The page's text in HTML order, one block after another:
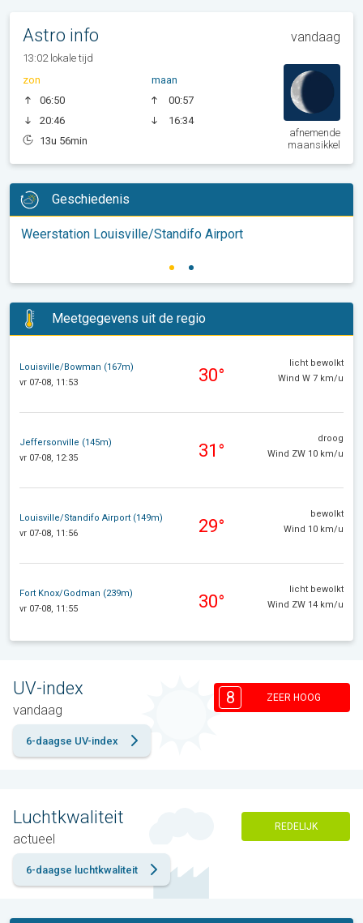
Astro info vandaag
13:02 lokale tijd
zon
06:50
20:46
13u 56min
maan
00:57
16:34
afnemende
maansikkel
Geschiedenis
Weerstation Louisville/Standifo Airport
Meetgegevens uit de regio
Louisville/Bowman (167m)
vr 07-08, 11:53
30°
licht bewolkt
Wind W 7 km/u
Jeffersonville (145m)
vr 07-08, 12:35
31°
droog
Wind ZW 10 km/u
Louisville/Standifo Airport (149m)
vr 07-08, 11:56
29°
bewolkt
Wind 10 km/u
Fort Knox/Godman (239m)
vr 07-08, 11:55
30°
licht bewolkt
Wind ZW 14 km/u
UV-index
vandaag
8 ZEER HOOG
6-daagse UV-index
Luchtkwaliteit
actueel
REDELIJK
6-daagse luchtkwaliteit